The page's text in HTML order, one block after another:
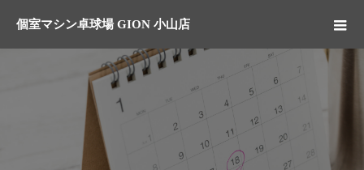
個室マシン卓球場 GION 小山店